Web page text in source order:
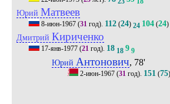
Юрий Матвеев
8-июн-1967(31год). 112(24) 24 104(24)
Дмитрий Кириченко
17-янв-1977(21год). 18 18 9 9
Юрий Антонович, 78'
2-июн-1967 (31 год). 151 (75